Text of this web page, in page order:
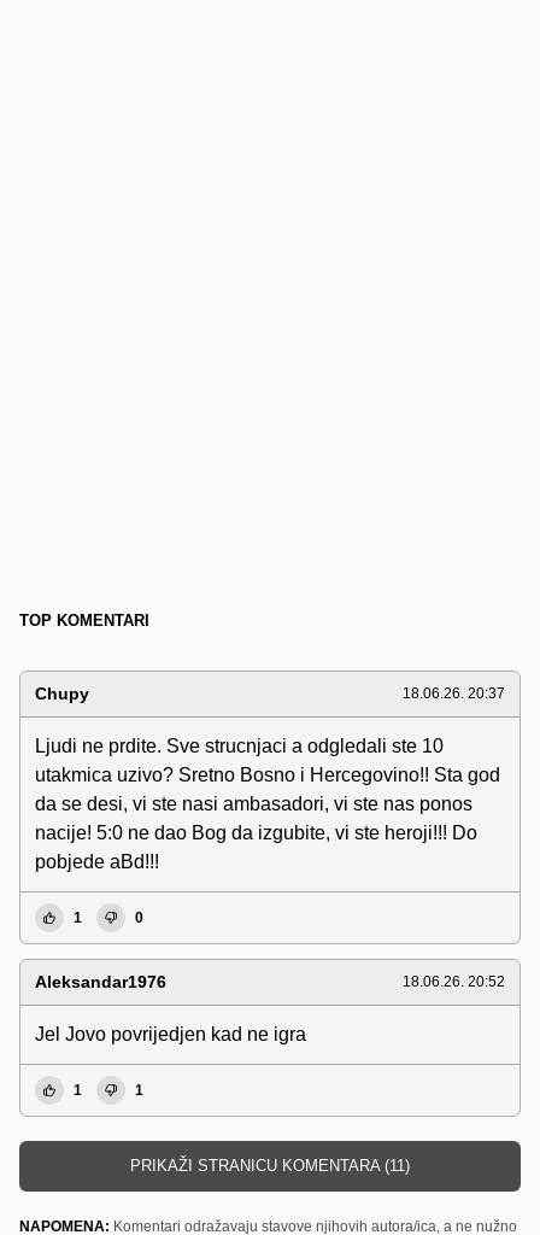
TOP KOMENTARI
Chupy 18.06.26. 20:37
Ljudi ne prdite. Sve strucnjaci a odgledali ste 10
utakmica uzivo? Sretno Bosno i Hercegovino!! Sta god
da se desi, vi ste nasi ambasadori, vi ste nas ponos
nacije! 5:0 ne dao Bog da izgubite, vi ste heroji!!! Do
pobjede aBd!!!
1 0
Aleksandar1976 18.06.26. 20:52
Jel Jovo povrijedjen kad ne igra
1 1
PRIKAŽI STRANICU KOMENTARA (11)
NAPOMENA: Komentari odražavaju stavove njihovih autora/ica, a ne nužno